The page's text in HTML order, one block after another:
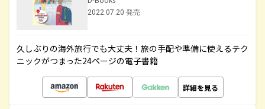
2022.07.20 発売
久しぶりの海外旅行でも大丈夫！旅の手配や準備に使えるテク
ニックがつまった24ページの電子書籍
詳細を見る